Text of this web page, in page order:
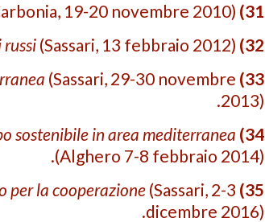
31)
19-20 novembre 2010).
32)
(Sassari, 13 febbraio 2012).
33)
(Sassari, 29-30 novembre
2013).
34)
sostenibile in area mediterranea
(Alghero 7-8 febbraio 2014).
35)
per la cooperazione (Sassari, 2-3
dicembre 2016).